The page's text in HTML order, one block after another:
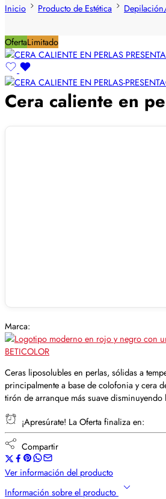
Inicio Producto de Estética
OfertaLimitado
Cera caliente en
Marca:
BETICOLOR
Ceras liposolubles en perlas, sólidas a
principalmente a base de colofonia y cera
tirón de arranque más suave
¡Apresúrate! La Oferta finaliza en:
Compartir
Ver información del producto
Información sobre el producto